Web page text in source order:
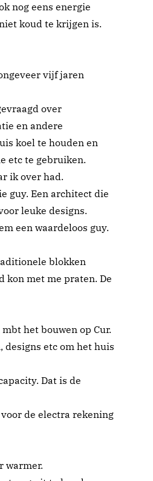
nog eens energie
koud te krijgen is.
vijf jaren
over
en andere
koel te houden en
etc te gebruiken.
ik over had.
guy. Een architect die
leuke designs.
een waardeloos guy.
blokken
kon met me praten. De
het bouwen op Cur.
designs etc om het huis
Dat is de
de electra rekening
warmer.